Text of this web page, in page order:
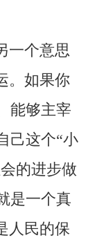
个意思
。如果你
能够主宰
己这个“小
的进步做
是一个真
人民的保